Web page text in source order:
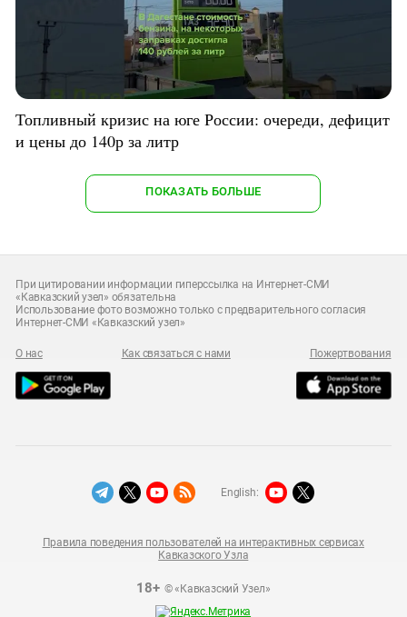
Топливный кризис на юге России: очереди, дефицит
и цены до 140р за литр
ПОКАЗАТЬ БОЛЬШЕ
При цитировании информации гиперссылка на Интернет-СМИ
«Кавказский узел» обязательна
Использование фото возможно только с предварительного согласия
Интернет-СМИ «Кавказский узел»
О нас Как связаться с нами Пожертвования
18+© «Кавказский Узел»
Правила поведения пользователей на интерактивных сервисах
Кавказского Узла
English: